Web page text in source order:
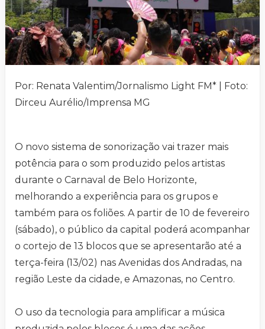
Por: Renata Valentim/Jornalismo Light FM* | Foto:
Dirceu Aurélio/Imprensa MG
O novo sistema de sonorização vai trazer mais
potência para o som produzido pelos artistas
durante o Carnaval de Belo Horizonte,
melhorando a experiência para os grupos e
também para os foliões. A partir de 10 de fevereiro
(sábado), o público da capital poderá acompanhar
o cortejo de 13 blocos que se apresentarão até a
terça-feira (13/02) nas Avenidas dos Andradas, na
região Leste da cidade, e Amazonas, no Centro.
O uso da tecnologia para amplificar a música